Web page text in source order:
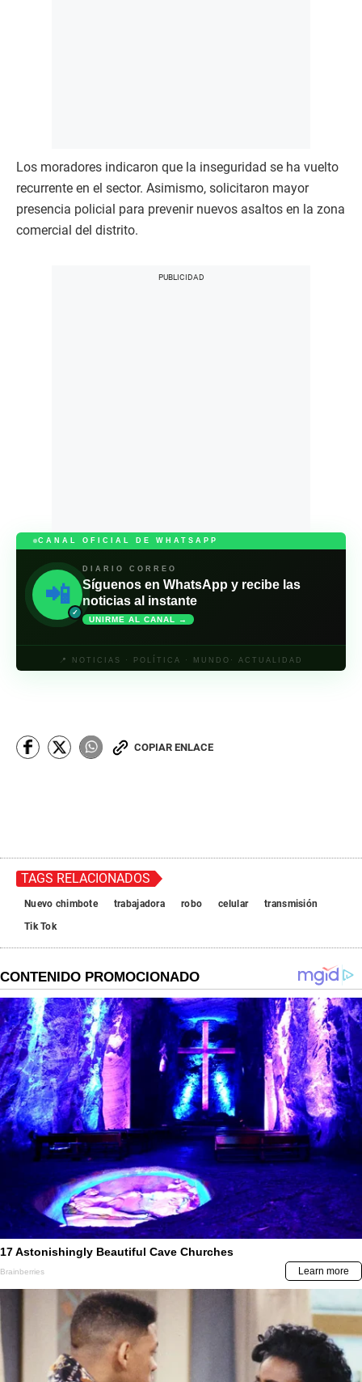
Los moradores indicaron que la inseguridad se ha vuelto
recurrente en el sector. Asimismo, solicitaron mayor
presencia policial para prevenir nuevos asaltos en la zona
comercial del distrito.
CANAL OFICIAL DE WHATSAPP
📲
✓
DIARIO CORREO
Síguenos en WhatsApp y recibe las
noticias al instante
UNIRME AL CANAL →
📍 NOTICIAS · POLÍTICA · MUNDO· ACTUALIDAD
COPIAR ENLACE
TAGS RELACIONADOS
Nuevo chimbote trabajadora robo celular
transmisión
Tik Tok